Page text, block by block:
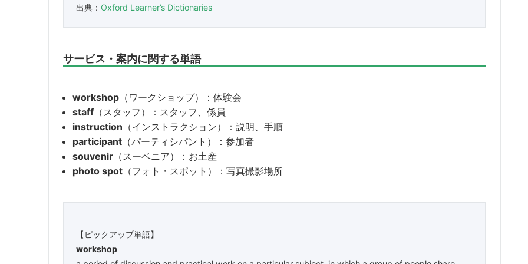
出典： Oxford Learner’s Dictionaries
サービス・案内に関する単語
workshop （ワークショップ）：体験会
staff （スタッフ）：スタッフ、係員
instruction （インストラクション）：説明、手順
participant （パーティシパント）：参加者
souvenir （スーベニア）：お土産
photo spot （フォト・スポット）：写真撮影場所
【ピックアップ単語】
workshop